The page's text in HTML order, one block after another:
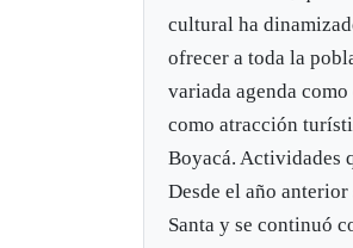
cultural ha
ofrecer a toda la
variada agenda
como atracción
Boyacá. Actividades
Desde el año
Santa y se continuó